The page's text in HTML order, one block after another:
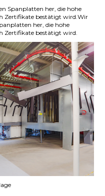
Spanplatten her, die hohe
Zertifikate bestätigt wird.Wir
her, die hohe
Zertifikate bestätigt wird.